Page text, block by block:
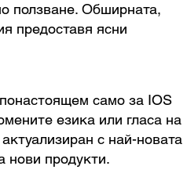
ползване. Обширната,
предоставя ясни
само за IOS
езика или гласа на
с най-новата
нови продукти.